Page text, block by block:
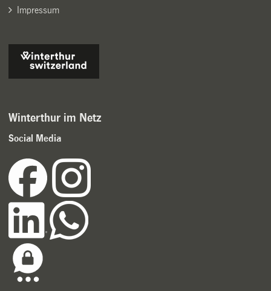
Impressum
Winterthur im Netz
Social Media